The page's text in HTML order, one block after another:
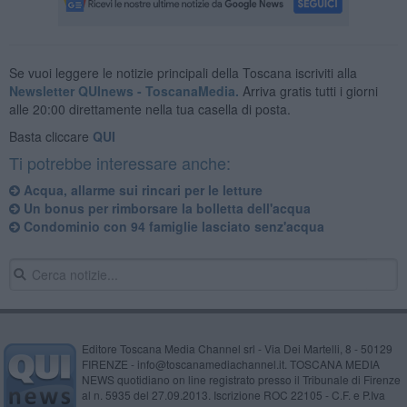
Se vuoi leggere le notizie principali della Toscana iscriviti alla
Newsletter QUInews - ToscanaMedia. Arriva gratis tutti i giorni
alle 20:00 direttamente nella tua casella di posta.
Basta cliccare QUI
Ti potrebbe interessare anche:
Acqua, allarme sui rincari per le letture
Un bonus per rimborsare la bolletta dell'acqua
Condominio con 94 famiglie lasciato senz'acqua
Editore Toscana Media Channel srl - Via Dei Martelli, 8 - 50129
FIRENZE - info@toscanamediachannel.it. TOSCANA MEDIA
NEWS quotidiano on line registrato presso il Tribunale di Firenze
al n. 5935 del 27.09.2013. Iscrizione ROC 22105 - C.F. e P.Iva